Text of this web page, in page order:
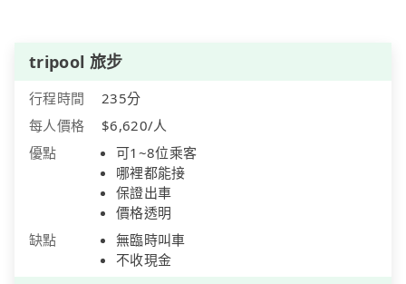
tripool 旅步
行程時間
235分
每人價格
$6,620/人
優點
可1~8位乘客
哪裡都能接
保證出車
價格透明
缺點
無臨時叫車
不收現金